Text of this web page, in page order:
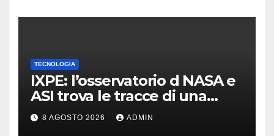
TECNOLOGIA
IXPE: l’osservatorio d NASA e
ASI trova le tracce di una
teoria formulata 90 anni fa
8 AGOSTO 2026 ADMIN